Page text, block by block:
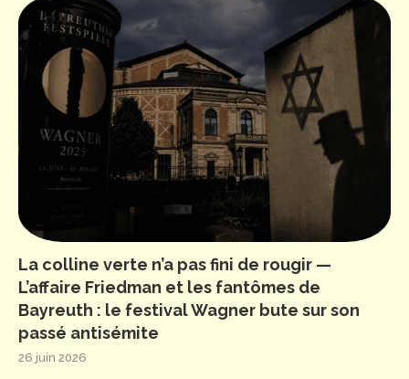
La colline verte n’a pas fini de rougir —
L’affaire Friedman et les fantômes de
Bayreuth : le festival Wagner bute sur son
passé antisémite
26 juin 2026